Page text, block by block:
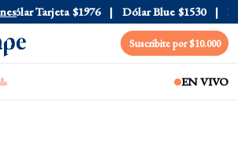
Tarjeta $1976 Dólar Blue $1530
Suscribite por $10.000
EN VIVO